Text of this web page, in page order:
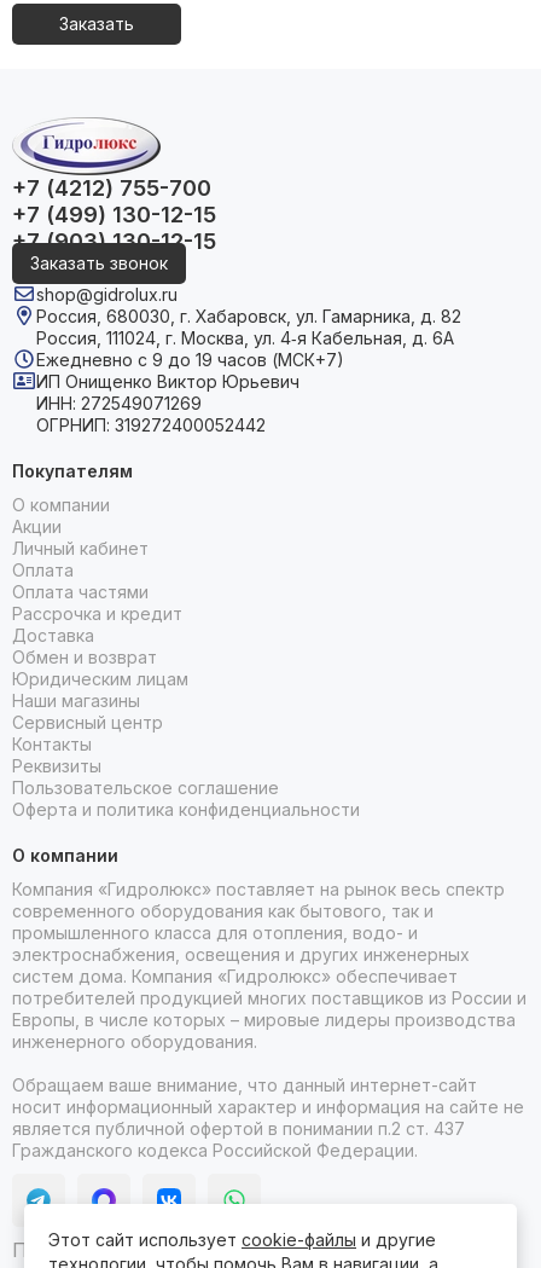
Заказать
+7 (4212) 755-700
+7 (499) 130-12-15
+7 (903) 130-12-15
Заказать звонок
shop@gidrolux.ru
Россия, 680030, г. Хабаровск, ул. Гамарника, д. 82
Россия, 111024, г. Москва, ул. 4‑я Кабельная, д. 6А
Ежедневно с 9 до 19 часов (МСК+7)
ИП Онищенко Виктор Юрьевич
ИНН: 272549071269
ОГРНИП: 319272400052442
Покупателям
О компании
Акции
Личный кабинет
Оплата
Оплата частями
Рассрочка и кредит
Доставка
Обмен и возврат
Юридическим лицам
Наши магазины
Сервисный центр
Контакты
Реквизиты
Пользовательское соглашение
Оферта и политика конфиденциальности
О компании
Компания «Гидролюкс» поставляет на рынок весь спектр
современного оборудования как бытового, так и
промышленного класса для отопления, водо- и
электроснабжения, освещения и других инженерных
систем дома. Компания «Гидролюкс» обеспечивает
потребителей продукцией многих поставщиков из России и
Европы, в числе которых – мировые лидеры производства
инженерного оборудования.
Обращаем ваше внимание, что данный интернет-сайт
носит информационный характер и информация на сайте не
является публичной офертой в понимании п.2 ст. 437
Гражданского кодекса Российской Федерации.
Продвижение сайта itb
Этот сайт использует cookie-файлы и другие
технологии, чтобы помочь Вам в навигации, а